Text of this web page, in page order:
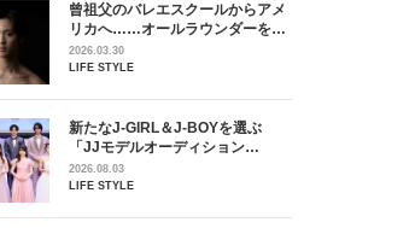
曾祖父のバレエスクールからアメ
リカへ……オールラウンダーを目
指すダンサーは踊ることが好きす
ぎる【王子様の推しドコロ】
2026.03.30
LIFE STYLE
新たなJ-GIRL＆J-BOYを選ぶ
「JJモデルオーディション
2027」が募集開始！ 予選ブロッ
クは候補生の“魅力”を重視した
2026.08.03
LIFE STYLE